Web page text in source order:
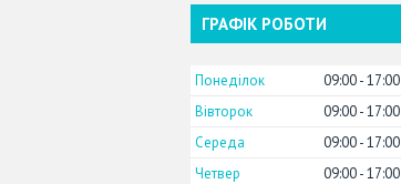
ГРАФІК РОБОТИ
Понеділок 09:00 17:00
Вівторок
09:00 17:00
Середа
09:00 17:00
Четвер
09:00 17:00